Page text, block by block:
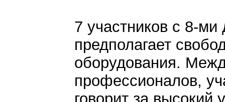
7 участников с 8-ми
предполагает
оборудования.
профессионалов,